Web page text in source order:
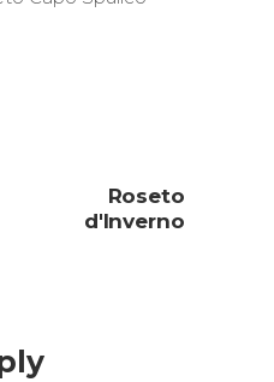
Roseto
d'Inverno